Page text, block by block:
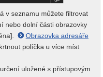
v seznamu můžete filtrovat
nebo dolní části obrazovky
Obrazovka adresáře
políčka u více míst
uložené s přístupovým